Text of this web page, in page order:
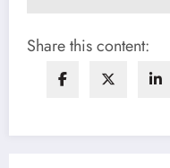
Share this content: